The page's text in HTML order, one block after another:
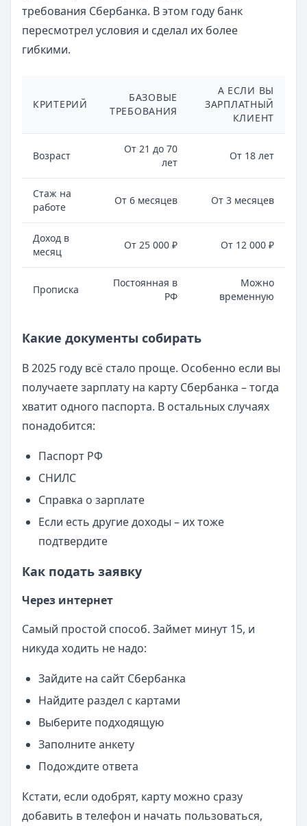
требования Сбербанка. В этом году банк
пересмотрел условия и сделал их более
гибкими.
КРИТЕРИЙ
БАЗОВЫЕ
ТРЕБОВАНИЯ
А ЕСЛИ ВЫ
ЗАРПЛАТНЫЙ
КЛИЕНТ
Возраст
От 21 до 70
лет
От 18 лет
Стаж на
работе
От 6 месяцев От 3 месяцев
Доход в
месяц
От 25 000 ₽ От 12 000 ₽
Прописка
Постоянная в
РФ
Можно
временную
Какие документы собирать
В 2025 году всё стало проще. Особенно если вы
получаете зарплату на карту Сбербанка – тогда
хватит одного паспорта. В остальных случаях
понадобится:
Паспорт РФ
СНИЛС
Справка о зарплате
Если есть другие доходы – их тоже
подтвердите
Как подать заявку
Через интернет
Самый простой способ. Займет минут 15, и
никуда ходить не надо:
Зайдите на сайт Сбербанка
Найдите раздел с картами
Выберите подходящую
Заполните анкету
Подождите ответа
Кстати, если одобрят, карту можно сразу
добавить в телефон и начать пользоваться,